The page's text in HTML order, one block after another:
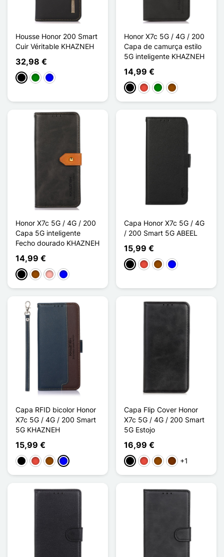
Housse Honor 200 Smart
Cuir Véritable KHAZNEH
32,98 €
PretoVerdeAzul
Honor X7c 5G / 4G / 200
Capa de camurça estilo
5G inteligente KHAZNEH
14,99 €
PretoVermelho
VerdeCastanho
Honor X7c 5G / 4G / 200
Capa 5G inteligente
Fecho dourado KHAZNEH
14,99 €
PretoCastanho
Ouro rosa
Azul
Capa Honor X7c 5G / 4G
/ 200 Smart 5G ABEEL
15,99 €
PretoVermelho
Castanho
Azul
Capa RFID bicolor Honor
X7c 5G / 4G / 200 Smart
5G KHAZNEH
15,99 €
PretoVermelho
Castanho
Azul
Capa Flip Cover Honor
X7c 5G / 4G / 200 Smart
5G Estojo
16,99 €
PretoVermelhoCastanho
Café+1